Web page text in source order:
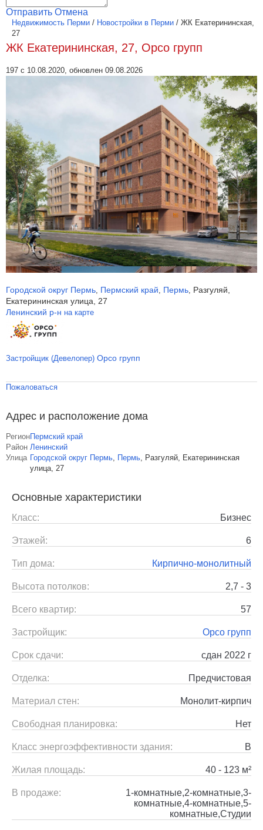
Отправить Отмена
Недвижимость Перми / Новостройки в Перми / ЖК Екатерининская,
27
ЖК Екатерининская, 27, Орсо групп
197 с 10.08.2020, обновлен 09.08.2026
Городской округ Пермь, Пермский край, Пермь, Разгуляй,
Екатерининская улица, 27
Ленинский р-н на карте
Застройщик (Девелопер) Орсо групп
Пожаловаться
Адрес и расположение дома
РегионПермский край
Район Ленинский
Улица Городской округ Пермь, Пермь, Разгуляй, Екатерининская
улица, 27
Основные характеристики
Класс: Бизнес
Этажей: 6
Тип дома: Кирпично-монолитный
Высота потолков: 2,7 - 3
Всего квартир: 57
Застройщик: Орсо групп
Срок сдачи: сдан 2022 г
Отделка: Предчистовая
Материал стен: Монолит-кирпич
Свободная планировка: Нет
Класс энергоэффективности здания: B
Жилая площадь: 40 - 123 м²
В продаже:
1-комнатные,2-комнатные,3-
комнатные,4-комнатные,5-
комнатные,Студии